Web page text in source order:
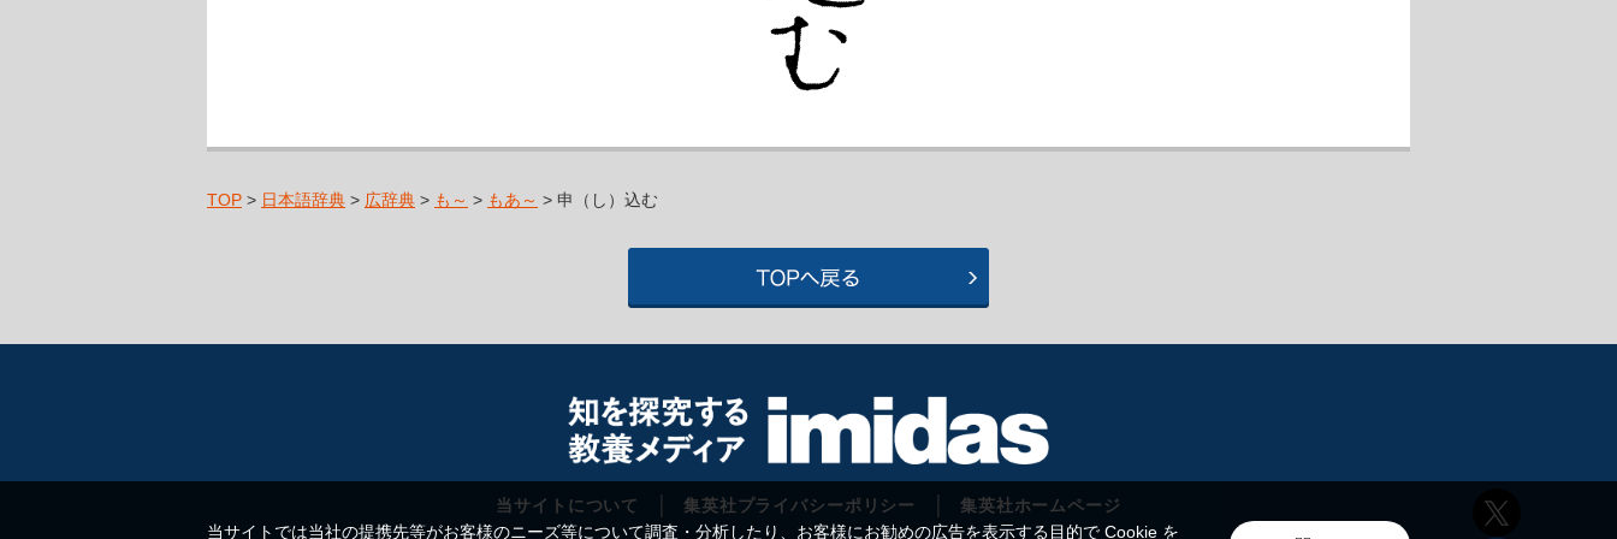
TOP > 日本語辞典 > 広辞典 > も～ > もあ～ > 申（し）込む
当サイトについて 集英社プライバシーポリシー
集英社ホームページ
当サイトでは当社の提携先等がお客様のニーズ等について調査・分析したり、お客様にお勧めの広告を表示する目的で Cookie を